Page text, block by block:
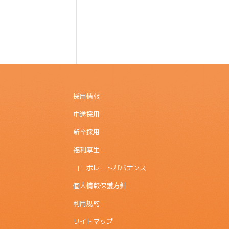
採用情報
中途採用
新卒採用
福利厚生
コーポレートガバナンス
個人情報保護方針
利用規約
サイトマップ